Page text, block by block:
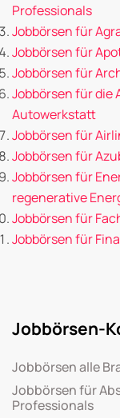
Professionals
Jobbörsen für
Jobbörsen für
Jobbörsen für
Jobbörsen für die
Autowerkstatt
Jobbörsen für
Jobbörsen für
Jobbörsen für
regenerative
Jobbörsen für
Jobbörsen für
Jobbörsen-
Jobbörsen alle
Jobbörsen für
Professionals